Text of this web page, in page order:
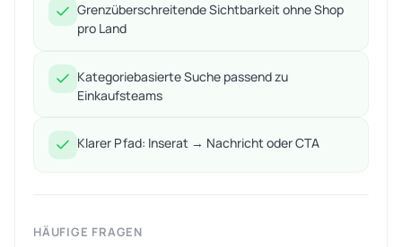
Grenzüberschreitende Sichtbarkeit ohne Shop
pro Land
Kategoriebasierte Suche passend zu
Einkaufsteams
Klarer Pfad: Inserat → Nachricht oder CTA
HÄUFIGE FRAGEN